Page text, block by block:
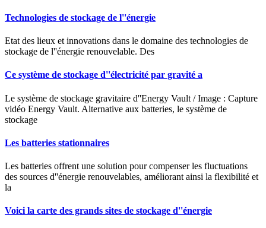
Technologies de stockage de l''énergie
Etat des lieux et innovations dans le domaine des technologies de
stockage de l''énergie renouvelable. Des
Ce système de stockage d''électricité par gravité a
Le système de stockage gravitaire d''Energy Vault / Image : Capture
vidéo Energy Vault. Alternative aux batteries, le système de
stockage
Les batteries stationnaires
Les batteries offrent une solution pour compenser les fluctuations
des sources d''énergie renouvelables, améliorant ainsi la flexibilité et
la
Voici la carte des grands sites de stockage d''énergie